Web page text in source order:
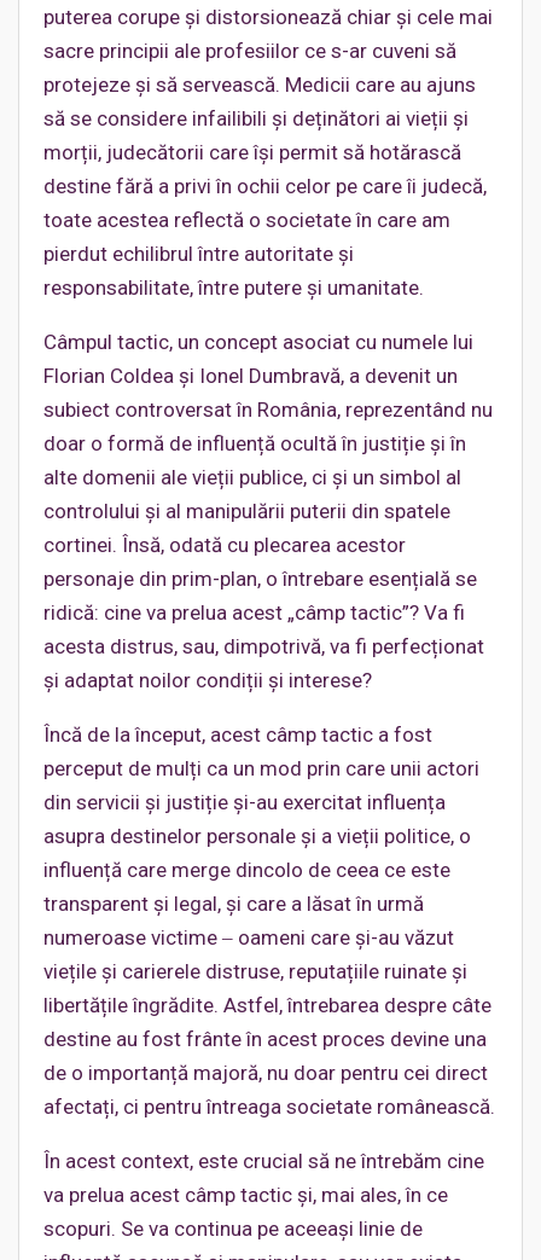
puterea corupe și distorsionează chiar și cele mai
sacre principii ale profesiilor ce s-ar cuveni să
protejeze și să servească. Medicii care au ajuns
să se considere infailibili și deținători ai vieții și
morții, judecătorii care își permit să hotărască
destine fără a privi în ochii celor pe care îi judecă,
toate acestea reflectă o societate în care am
pierdut echilibrul între autoritate și
responsabilitate, între putere și umanitate.
Câmpul tactic, un concept asociat cu numele lui
Florian Coldea și Ionel Dumbravă, a devenit un
subiect controversat în România, reprezentând nu
doar o formă de influență ocultă în justiție și în
alte domenii ale vieții publice, ci și un simbol al
controlului și al manipulării puterii din spatele
cortinei. Însă, odată cu plecarea acestor
personaje din prim-plan, o întrebare esențială se
ridică: cine va prelua acest „câmp tactic”? Va fi
acesta distrus, sau, dimpotrivă, va fi perfecționat
și adaptat noilor condiții și interese?
Încă de la început, acest câmp tactic a fost
perceput de mulți ca un mod prin care unii actori
din servicii și justiție și-au exercitat influența
asupra destinelor personale și a vieții politice, o
influență care merge dincolo de ceea ce este
transparent și legal, și care a lăsat în urmă
numeroase victime ‒ oameni care și-au văzut
viețile și carierele distruse, reputațiile ruinate și
libertățile îngrădite. Astfel, întrebarea despre câte
destine au fost frânte în acest proces devine una
de o importanță majoră, nu doar pentru cei direct
afectați, ci pentru întreaga societate românească.
În acest context, este crucial să ne întrebăm cine
va prelua acest câmp tactic și, mai ales, în ce
scopuri. Se va continua pe aceeași linie de